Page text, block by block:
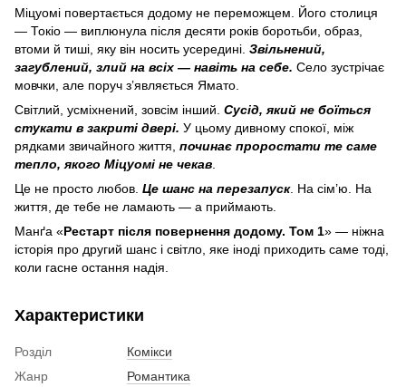
Міцуомі повертається додому не переможцем. Його столиця
— Токіо — виплюнула після десяти років боротьби, образ,
втоми й тиші, яку він носить усередині. Звільнений,
загублений, злий на всіх — навіть на себе. Село зустрічає
мовчки, але поруч з’являється Ямато.
Світлий, усміхнений, зовсім інший. Сусід, який не боїться
стукати в закриті двері. У цьому дивному спокої, між
рядками звичайного життя, починає проростати те саме
тепло, якого Міцуомі не чекав
Це не просто любов. Це шанс на перезапуск. На сім’ю. На
життя, де тебе не ламають — а приймають.
Манґа «Рестарт після повернення додому. Том 1» — ніжна
історія про другий шанс і світло, яке іноді приходить саме тоді,
коли гасне остання надія.
Характеристики
Розділ
Комікси
Жанр
Романтика